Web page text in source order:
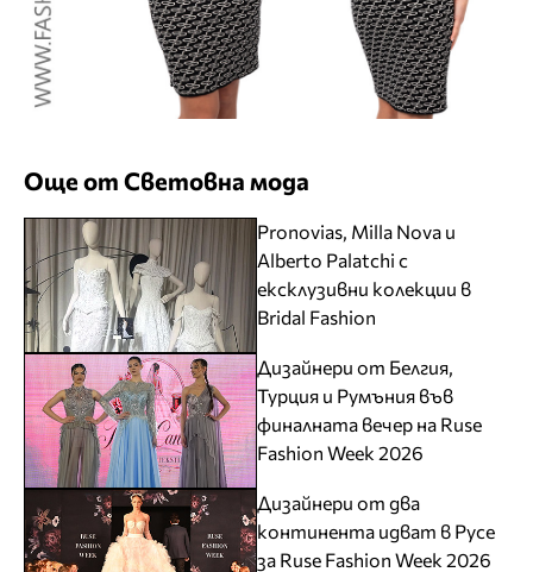
Още от Световна мода
Pronovias, Milla Nova и
Alberto Palatchi с
ексклузивни колекции в
Bridal Fashion
Дизайнери от Белгия,
Турция и Румъния във
финалната вечер на Ruse
Fashion Week 2026
Дизайнери от два
континента идват в Русе
за Ruse Fashion Week 2026